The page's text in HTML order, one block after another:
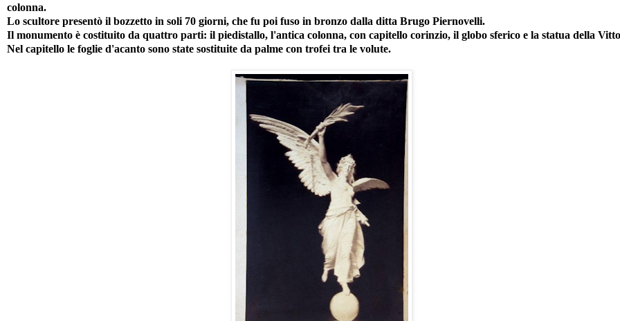
colonna.
Lo scultore presentò il bozzetto in soli 70 giorni, che fu poi fuso in bronzo dalla ditta Brugo Piernovelli.
Il monumento è costituito da quattro parti: il piedistallo, l'antica colonna, con capitello corinzio, il globo sferico e la statua della
Nel capitello le foglie d'acanto sono state sostituite da palme con trofei tra le volute.